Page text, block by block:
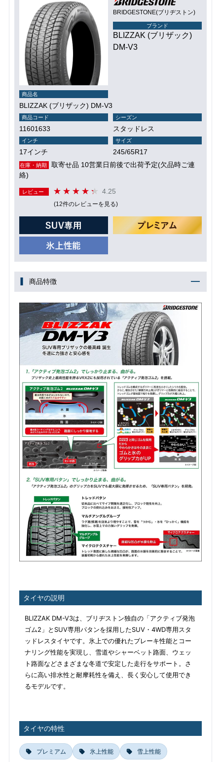
BRIDGESTONE(ブリヂストン)
ブランド
BLIZZAK (ブリザック)
DM-V3
商品名
BLIZZAK (ブリザック) DM-V3
商品コード
11601633
シーズン
スタッドレス
インチ
17インチ
サイズ
245/65R17
在庫・納期
取寄せ品 10営業日前後で出荷予定(欠品時ご連
絡)
レビュー 4.25
(12件のレビューを見る)
商品特徴
タイヤの説明
BLIZZAK DM-V3は、ブリヂストン独自の「アクティブ発泡
ゴム2」とSUV専用パタンを採用したSUV・4WD専用スタ
ッドレスタイヤです。氷上での優れたブレーキ性能とコー
ナリング性能を実現し、雪道やシャーベット路面、ウェッ
ト路面などさまざまな冬道で安定した走行をサポート。さ
らに高い排水性と耐摩耗性を備え、長く安心して使用でき
るモデルです。
タイヤの特性
プレミアム 氷上性能 雪上性能